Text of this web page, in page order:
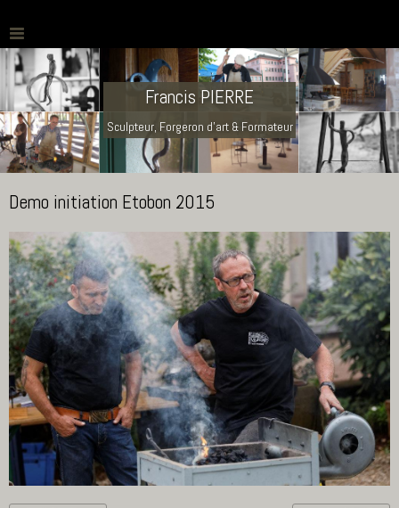
Francis PIERRE
Sculpteur, Forgeron d'art & Formateur
Demo initiation Etobon 2015